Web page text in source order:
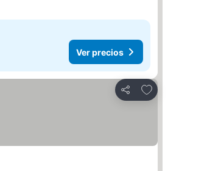
Ver precios
Compartir
Agregar a